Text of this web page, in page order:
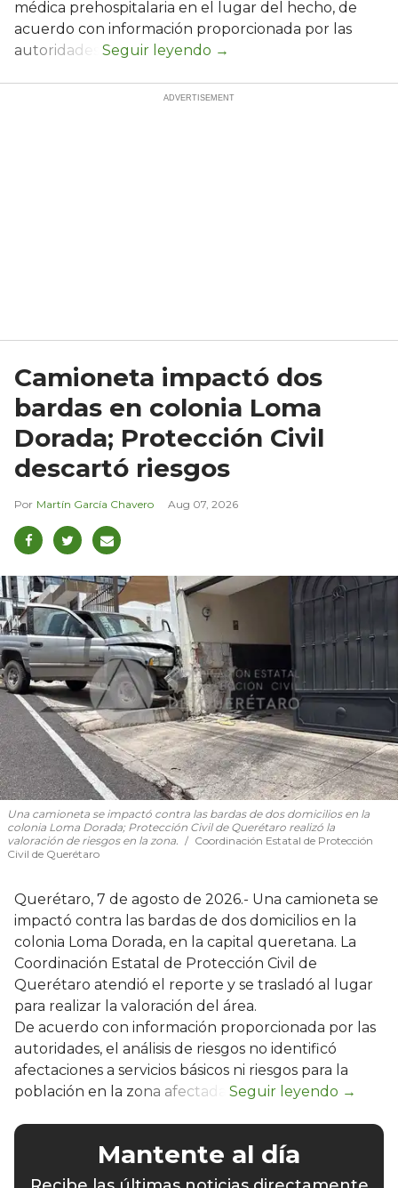
médica prehospitalaria en el lugar del hecho, de
acuerdo con información proporcionada por las
autoridades.
Camioneta impactó dos
bardas en colonia Loma
Dorada; Protección Civil
descartó riesgos
Martín García Chavero Aug 07, 2026
Una camioneta se impactó contra las bardas de dos domicilios en la
colonia Loma Dorada; Protección Civil de Querétaro realizó la
valoración de riesgos en la zona.
Coordinación Estatal de Protección
Civil de Querétaro
Querétaro, 7 de agosto de 2026.- Una camioneta se
impactó contra las bardas de dos domicilios en la
colonia Loma Dorada, en la capital queretana. La
Coordinación Estatal de Protección Civil de
Querétaro atendió el reporte y se trasladó al lugar
para realizar la valoración del área.
De acuerdo con información proporcionada por las
autoridades, el análisis de riesgos no identificó
afectaciones a servicios básicos ni riesgos para la
población en la zona afectada.
Mantente al día